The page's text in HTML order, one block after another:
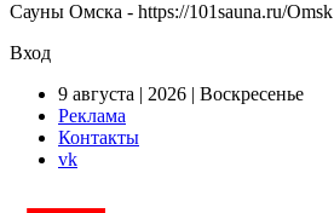
Сауны Омска - https://101sauna.ru/Omsk
Вход
9 августа | 2026 | Воскресенье
Реклама
Контакты
vk